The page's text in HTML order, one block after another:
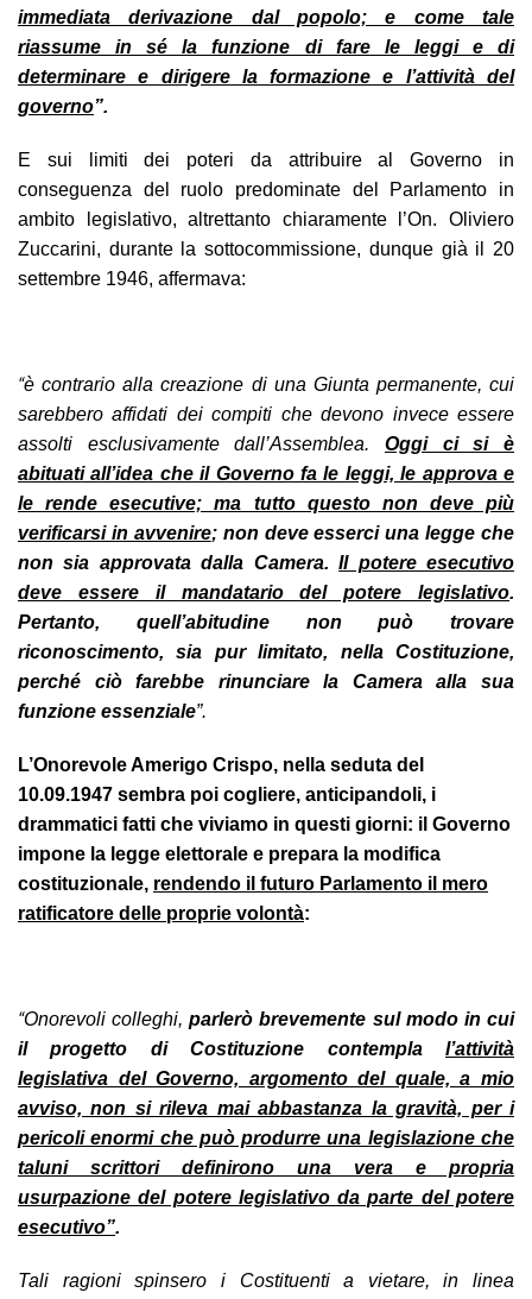
immediata derivazione dal popolo; e come tale
riassume in sé la funzione di fare le leggi e di
determinare e dirigere la formazione e l’attività del
governo”.
E sui limiti dei poteri da attribuire al Governo in
conseguenza del ruolo predominate del Parlamento in
ambito legislativo, altrettanto chiaramente l’On. Oliviero
Zuccarini, durante la sottocommissione, dunque già il 20
settembre 1946, affermava:
“è contrario alla creazione di una Giunta permanente, cui
sarebbero affidati dei compiti che devono invece essere
assolti esclusivamente dall’Assemblea. Oggi ci si è
abituati all’idea che il Governo fa le leggi, le approva e
le rende esecutive; ma tutto questo non deve più
verificarsi in avvenire; non deve esserci una legge che
non sia approvata dalla Camera.Il potere esecutivo
deve essere il mandatario del potere legislativo.
Pertanto, quell’abitudine non può trovare
riconoscimento, sia pur limitato, nella Costituzione,
perché ciò farebbe rinunciare la Camera alla sua
funzione essenziale”.
L’Onorevole Amerigo Crispo, nella seduta del
10.09.1947 sembra poi cogliere, anticipandoli, i
drammatici fatti che viviamo in questi giorni: il Governo
impone la legge elettorale e prepara la modifica
costituzionale, rendendo il futuro Parlamento il mero
ratificatore delle proprie volontà:
“Onorevoli colleghi,parlerò brevemente sul modo in cui
il progetto di Costituzione contempla l’attività
legislativa del Governo, argomento del quale, a mio
avviso, non si rileva mai abbastanza la gravità, per i
pericoli enormi che può produrre una legislazione che
taluni scrittori definirono una vera e propria
usurpazione del potere legislativo da parte del potere
esecutivo”.
Tali ragioni spinsero i Costituenti a vietare, in linea